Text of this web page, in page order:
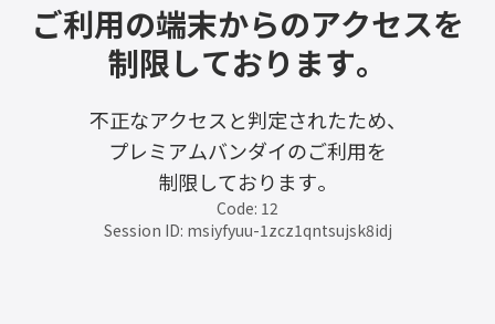
ご利用の端末からのアクセスを
制限しております。
不正なアクセスと判定されたため、
プレミアムバンダイのご利用を
制限しております。
Code: 12
Session ID: msiyfyuu-1zcz1qntsujsk8idj